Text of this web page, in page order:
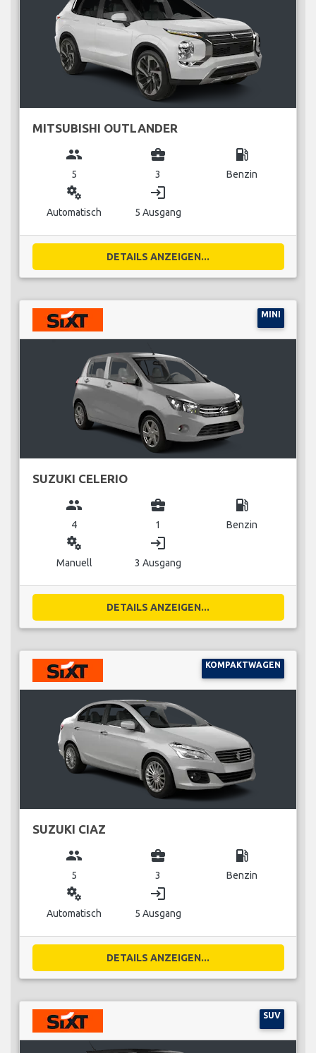
MITSUBISHI OUTLANDER
group
5
business_center
3
local_gas_station
Benzin
miscellaneous_services
Automatisch
login
5 Ausgang
DETAILS ANZEIGEN...
MINI
SUZUKI CELERIO
group
4
business_center
1
local_gas_station
Benzin
miscellaneous_services
Manuell
login
3 Ausgang
DETAILS ANZEIGEN...
KOMPAKTWAGEN
SUZUKI CIAZ
group
5
business_center
3
local_gas_station
Benzin
miscellaneous_services
Automatisch
login
5 Ausgang
DETAILS ANZEIGEN...
SUV